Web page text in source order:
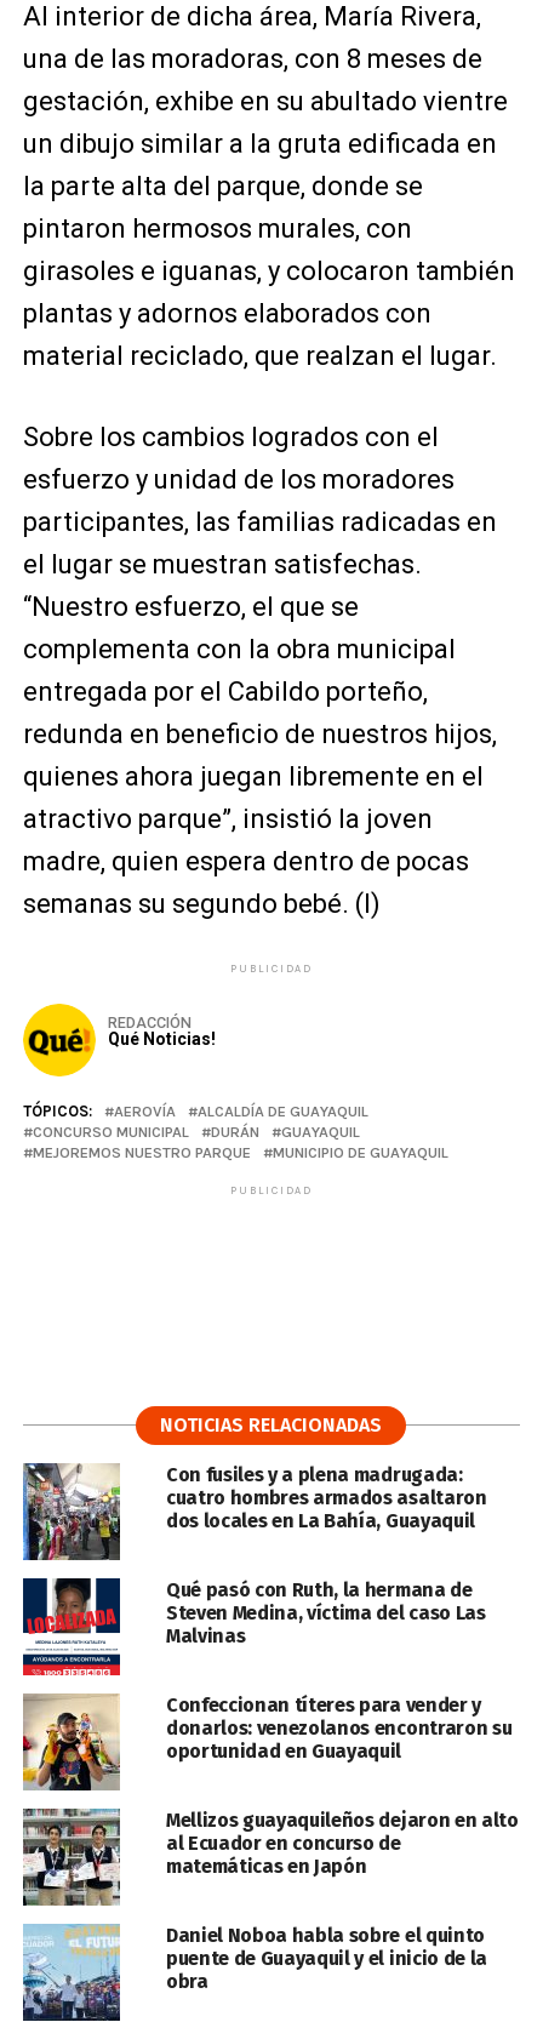
Al interior de dicha área, María Rivera,
una de las moradoras, con 8 meses de
gestación, exhibe en su abultado vientre
un dibujo similar a la gruta edificada en
la parte alta del parque, donde se
pintaron hermosos murales, con
girasoles e iguanas, y colocaron también
plantas y adornos elaborados con
material reciclado, que realzan el lugar.
Sobre los cambios logrados con el
esfuerzo y unidad de los moradores
participantes, las familias radicadas en
el lugar se muestran satisfechas.
“Nuestro esfuerzo, el que se
complementa con la obra municipal
entregada por el Cabildo porteño,
redunda en beneficio de nuestros hijos,
quienes ahora juegan libremente en el
atractivo parque”, insistió la joven
madre, quien espera dentro de pocas
semanas su segundo bebé. (I)
PUBLICIDAD
REDACCIÓN
Qué Noticias!
TÓPICOS: AEROVÍA
ALCALDÍA DE GUAYAQUIL
CONCURSO MUNICIPAL
DURÁN
GUAYAQUIL
MEJOREMOS NUESTRO PARQUE
MUNICIPIO DE GUAYAQUIL
PUBLICIDAD
NOTICIAS RELACIONADAS
Con fusiles y a plena madrugada:
cuatro hombres armados asaltaron
dos locales en La Bahía, Guayaquil
Qué pasó con Ruth, la hermana de
Steven Medina, víctima del caso Las
Malvinas
Confeccionan títeres para vender y
donarlos: venezolanos encontraron su
oportunidad en Guayaquil
Mellizos guayaquileños dejaron en alto
al Ecuador en concurso de
matemáticas en Japón
Daniel Noboa habla sobre el quinto
puente de Guayaquil y el inicio de la
obra